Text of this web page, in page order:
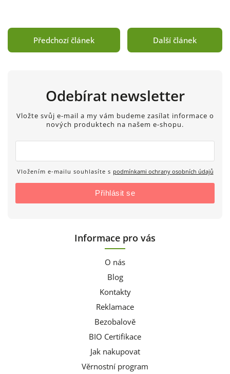
Předchozí článek Další článek
Odebírat newsletter
Vložte svůj e-mail a my vám budeme zasílat informace o
nových produktech na našem e-shopu.
Vložením e-mailu souhlasíte s podmínkami ochrany osobních údajů
Přihlásit se
Informace pro vás
O nás
Blog
Kontakty
Reklamace
Bezobalově
BIO Certifikace
Jak nakupovat
Věrnostní program